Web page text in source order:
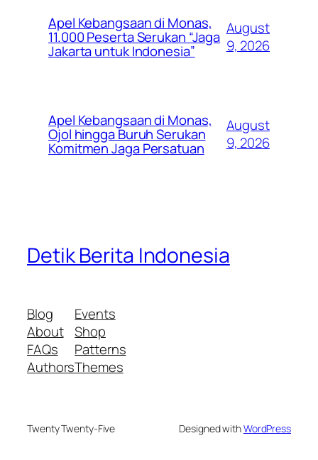
Apel Kebangsaan di Monas,
11.000 Peserta Serukan “Jaga
Jakarta untuk Indonesia”
August
9, 2026
Apel Kebangsaan di Monas,
Ojol hingga Buruh Serukan
Komitmen Jaga Persatuan
August
9, 2026
Detik Berita Indonesia
Blog
About
FAQs
Authors
Events
Shop
Patterns
Themes
Twenty Twenty-Five Designed withWordPress